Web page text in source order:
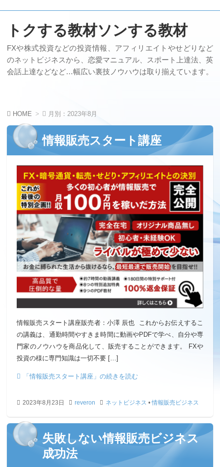
トクする教材ソンする教材
FXや株式投資などの投資情報、アフィリエイトやせどりなど
のネットビジネスから、恋愛マニュアル、スポート上達法、英
会話上達などなど…幅広い裏技ノウハウは取り揃えています。
HOME 月別：2023年8月
情報販売スタート講座
情報販売スタート講座販売者：小澤 辰也 これからお伝えするこ
の講義は、通勤時間やすきま時間に動画やPDFで学べ、自分や専
門家のノウハウを商品化して、販売することができます。 FXや
投資の様に専門知識は一切不要 […]
「情報販売スタート講座」の続きを読む
2023年8月23日 reveron ネットビジネス •情報販売ビジネス
失敗しない情報販売ビジネス
成功法